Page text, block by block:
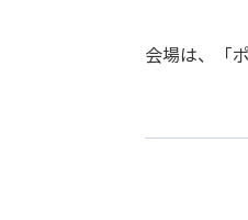
会場は、「